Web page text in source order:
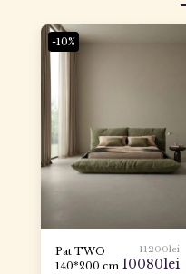
-10%
Pat TWO
140*200 cm
11200lei
10080lei